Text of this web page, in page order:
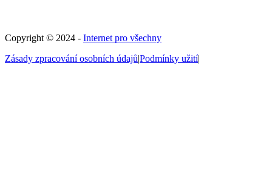
Copyright © 2024 - Internet pro všechny
Zásady zpracování osobních údajů|Podmínky užití|